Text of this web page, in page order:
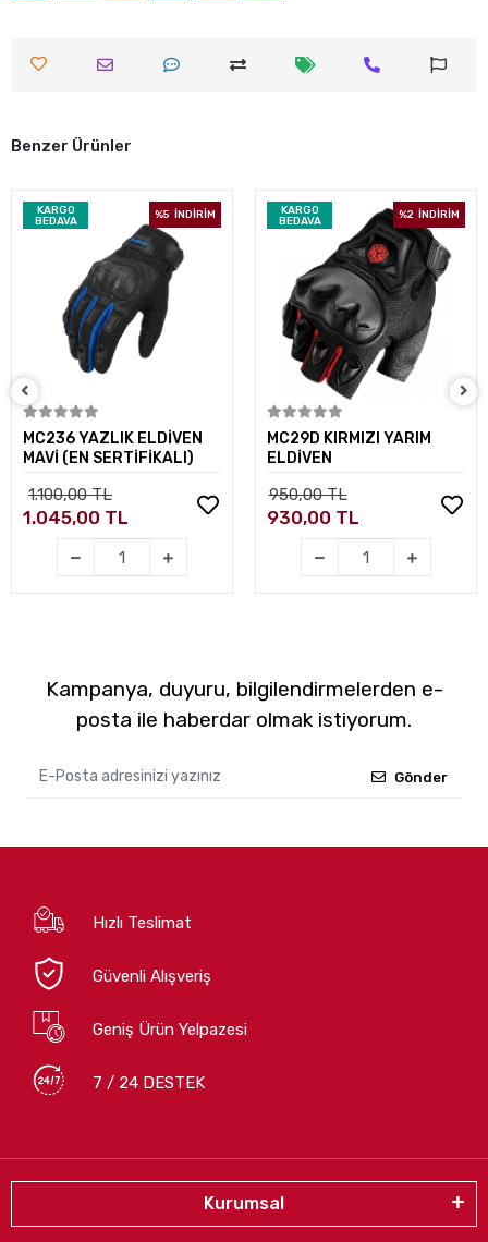
Benzer Ürünler
KARGO
BEDAVA
%5 İNDİRİM
Sepete Ekle
MC236 YAZLIK ELDİVEN
MAVİ (EN SERTİFİKALI)
1.100,00 TL
1.045,00 TL
KARGO
BEDAVA
%2 İNDİRİM
Sepete Ekle
MC29D KIRMIZI YARIM
ELDİVEN
950,00 TL
930,00 TL
Kampanya, duyuru, bilgilendirmelerden e-
posta ile haberdar olmak istiyorum.
Gönder
Hızlı Teslimat
Güvenli Alışveriş
Geniş Ürün Yelpazesi
7 / 24 DESTEK
Kurumsal